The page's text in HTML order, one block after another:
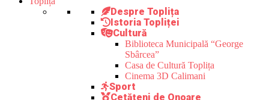
Despre Toplița
Istoria Topliței
Cultură
Biblioteca Municipală “George
Sbârcea”
Casa de Cultură Toplița
Cinema 3D Calimani
Sport
Cetățeni de Onoare